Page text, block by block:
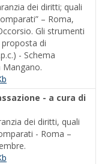
dei diritti; quali
– Roma,
Gli strumenti
di
- Schema
Mangano.
- a cura di
dei diritti, quali
- Roma –